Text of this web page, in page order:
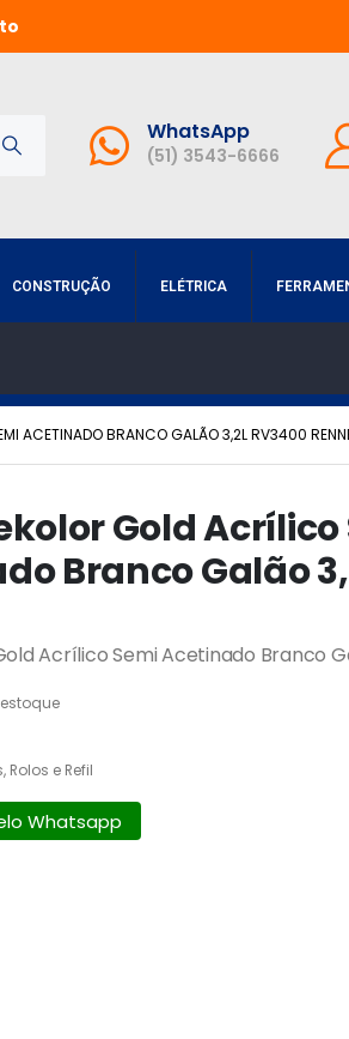
WhatsApp
(51) 3543-6666
CONSTRUÇÃO ELÉTRICA
ACETINADO BRANCO GALÃO 3,2L RV3400
Gold Acrílico
Branco Galão
Acrílico Semi Acetinado Branco
Rolos e Refil
Whatsapp